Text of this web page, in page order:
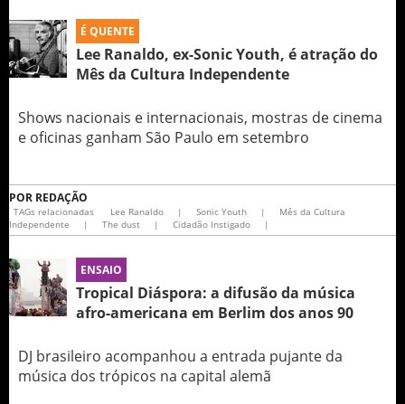
É QUENTE
Lee Ranaldo, ex-Sonic Youth, é atração do
Mês da Cultura Independente
Shows nacionais e internacionais, mostras de cinema
e oficinas ganham São Paulo em setembro
POR REDAÇÃO
TAGs relacionadas Lee Ranaldo | Sonic Youth |
Mês da Cultura
Independente
| The dust | Cidadão Instigado |
ENSAIO
Tropical Diáspora: a difusão da música
afro-americana em Berlim dos anos 90
DJ brasileiro acompanhou a entrada pujante da
música dos trópicos na capital alemã